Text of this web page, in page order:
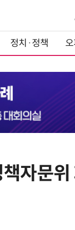
정치·정책
자문위